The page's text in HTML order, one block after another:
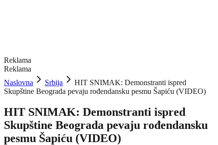
Reklama
Reklama
Naslovna
Srbija
HIT SNIMAK: Demonstranti ispred
Skupštine Beograda pevaju rođendansku pesmu Šapiću (VIDEO)
HIT SNIMAK: Demonstranti ispred
Skupštine Beograda pevaju rođendansku
pesmu Šapiću (VIDEO)